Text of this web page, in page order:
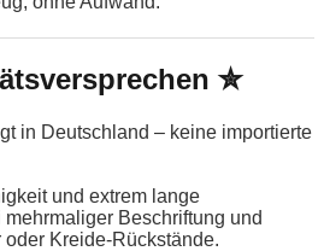
✮
in Deutschland – keine importierte
und extrem lange
Beschriftung und
Kreide-Rückstände.